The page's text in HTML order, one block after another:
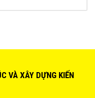
VÀ XÂY DỰNG KIẾN